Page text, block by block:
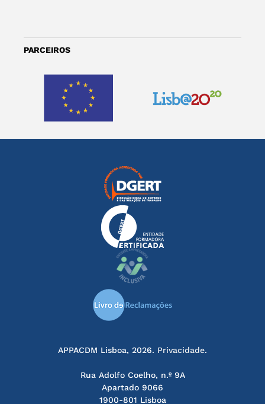
PARCEIROS
APPACDM Lisboa, 2026. Privacidade.
Rua Adolfo Coelho, n.º 9A
Apartado 9066
1900-801 Lisboa